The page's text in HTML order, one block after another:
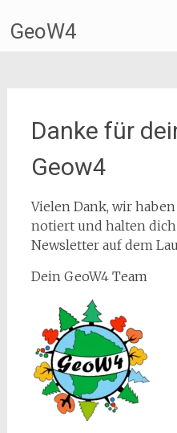
Inhalt
GeoW4
Danke für
Geow4
Vielen Dank, wir
notiert und halten
Newsletter auf dem
Dein GeoW4 Team